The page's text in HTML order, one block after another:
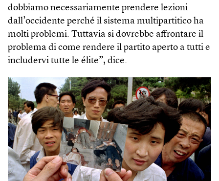
dobbiamo necessariamente prendere lezioni
dall’occidente perché il sistema multipartitico ha
molti problemi. Tuttavia si dovrebbe affrontare il
problema di come rendere il partito aperto a tutti e
includervi tutte le élite”, dice.